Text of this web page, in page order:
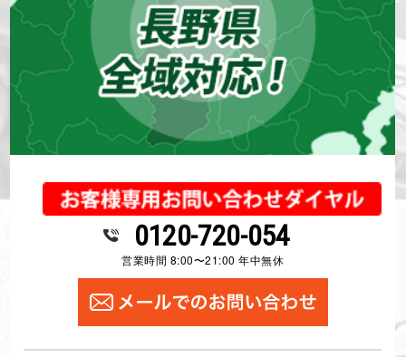
0120-720-054
営業時間 8:00〜21:00 年中無休